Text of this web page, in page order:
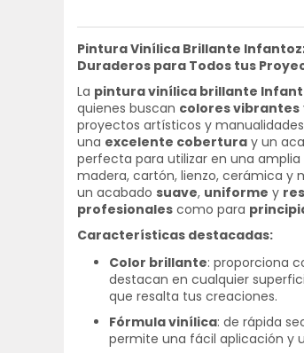
Pintura Vinílica Brillante
Duraderos para Todos tus
La pintura vinílica brillante
quienes buscan colores vibrantes
proyectos artísticos y
una excelente cobertura y un
perfecta para utilizar en una
madera, cartón, lienzo, cerámica y
un acabado suave, uniforme y
profesionales como para
Características destacadas:
Color brillante: proporciona
destacan en cualquier
que resalta tus creaciones.
Fórmula vinílica: de rápida
permite una fácil aplicación y